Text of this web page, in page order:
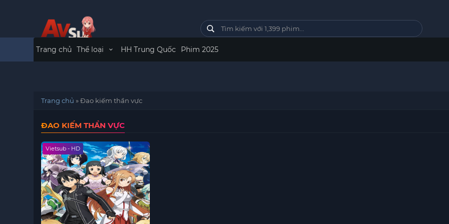
Trang chủ Thể loại HH Trung Quốc Phim 2025
Trang chủ »Đao kiếm thần vực
ĐAO KIẾM THẦN VỰC
Vietsub - HD